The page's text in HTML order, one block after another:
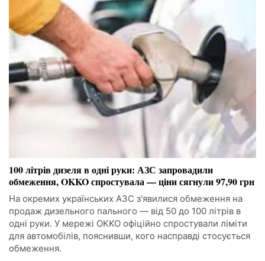
100 літрів дизеля в одні руки: АЗС запровадили
обмеження, OKKO спростувала — ціни сягнули 97,90 грн
На окремих українських АЗС з'явилися обмеження на
продаж дизельного пального — від 50 до 100 літрів в
одні руки. У мережі OKKO офіційно спростували ліміти
для автомобілів, пояснивши, кого насправді стосується
обмеження.